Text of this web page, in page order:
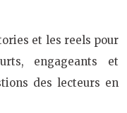
et les reels pour
engageants et
des lecteurs en